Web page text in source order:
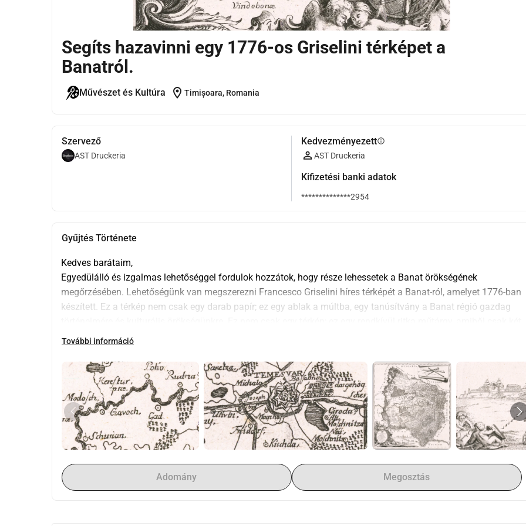
Segíts hazavinni egy 1776-os Griselini térképet a
Banatról.
Művészet és Kultúra location_on Timișoara, Romania
Szervező
AST Druckeria
Kedvezményezettinfo
AST Druckeria
Kifizetési banki adatok
**************2954
Gyűjtés Története
Kedves barátaim,
Egyedülálló és izgalmas lehetőséggel fordulok hozzátok, hogy része lehessetek a Banat örökségének
megőrzésében. Lehetőségünk van megszerezni Francesco Griselini híres térképét a Banat-ról, amelyet 1776-ban
készített. Ez a térkép nem csak egy darab papír; ez egy ablak a múltba, egy tanúsítvány a Banat régió gazdag
nyilvánosan ismert példány van, egy a Harvard Egyetemen és egy a Bajor Állami Könyvtárban.
Tactile Illusions on Maps at the Harvard Map Collection című kiállításán. A térképet a Harvard
Térképgyűjtemény könyvtárosa, David Weimer így írta le:
[A térkép bemutatja] a térképkészítéshez használt tényleges méretű eszközöket - iránytű, 18. századi
mechanikus ceruza, vonalzó - a tényleges térkép mellett: ez az absztrahált és arányosan ábrázolt tér...
Griselini és gravírozója, Augustinus Cipps, a látás rugalmasságával játszanak, miközben belekeverednek a
filozófiai vitákba, amelyek szerint tapintásra van szükségünk az objektumok tényleges méretének
Miért fontos ez a térkép?
További információ
Adomány Megosztás